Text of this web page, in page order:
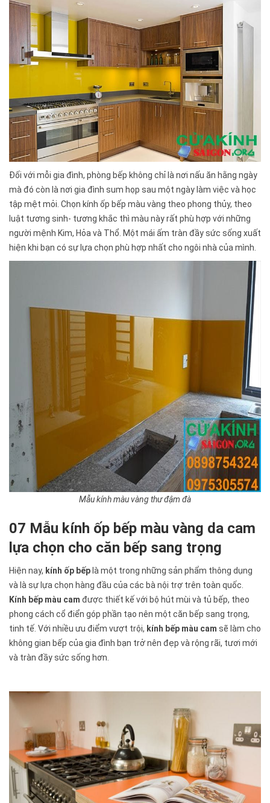
Đối với mỗi gia đình, phòng bếp không chỉ là nơi nấu ăn hằng ngày
mà đó còn là nơi gia đình sum họp sau một ngày làm việc và học
tập mệt mỏi. Chọn kính ốp bếp màu vàng theo phong thủy, theo
luật tương sinh- tương khắc thì màu này rất phù hợp với những
người mệnh Kim, Hỏa và Thổ. Một mái ấm tràn đầy sức sống xuất
hiện khi bạn có sự lựa chọn phù hợp nhất cho ngôi nhà của mình.
Mẫu kính màu vàng thư đậm đà
07 Mẫu kính ốp bếp màu vàng da cam
lựa chọn cho căn bếp sang trọng
Hiện nay, kính ốp bếp là một trong những sản phẩm thông dụng
và là sự lựa chọn hàng đầu của các bà nội trợ trên toàn quốc.
Kính bếp màu cam được thiết kế với bộ hút mùi và tủ bếp, theo
phong cách cổ điển góp phần tạo nên một căn bếp sang trọng,
tinh tế. Với nhiều ưu điểm vượt trội, kính bếp màu cam sẽ làm cho
không gian bếp của gia đình bạn trở nên đẹp và rộng rãi, tươi mới
và tràn đầy sức sống hơn.